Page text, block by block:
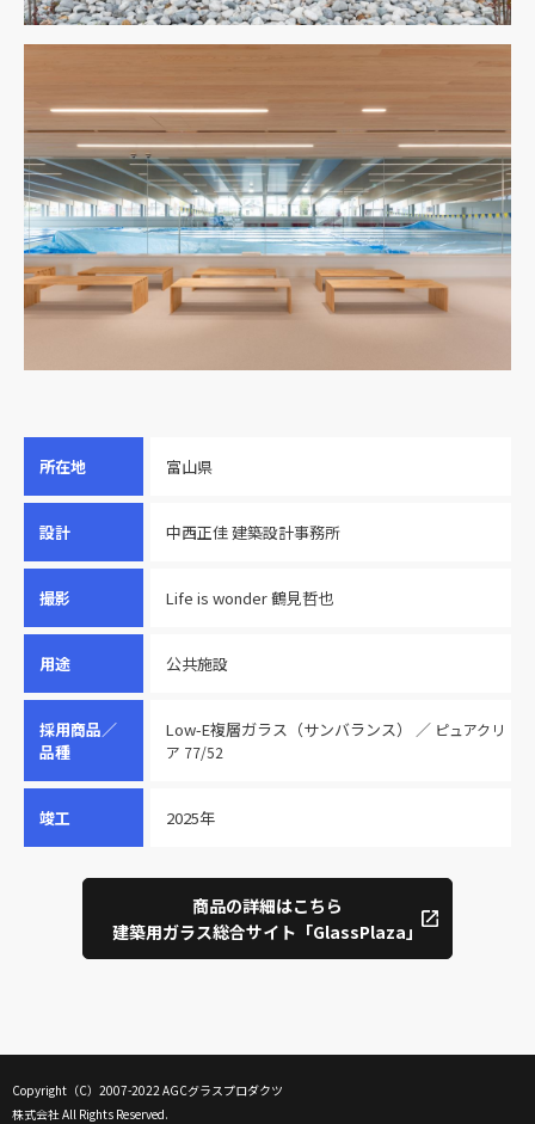
所在地 富山県
設計 中西正佳 建築設計事務所
撮影 Life is wonder 鶴見哲也
用途 公共施設
採用商品／
品種
Low-E複層ガラス（サンバランス） ／ ピュアクリ
ア 77/52
竣工 2025年
商品の詳細はこちら
建築用ガラス総合サイト「GlassPlaza」
Copyright（C）2007-2022 AGCグラスプロダクツ
株式会社 All Rights Reserved.